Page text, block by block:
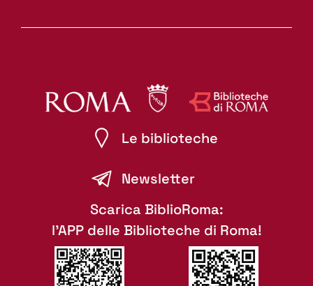
Le biblioteche
Newsletter
Scarica BiblioRoma:
l'APP delle Biblioteche di Roma!